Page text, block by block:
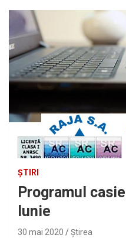
ȘTIRI
Programul
Iunie
30 mai 2020 Ştirea